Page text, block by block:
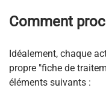
Comment
Idéalement, chaque
propre "fiche de
éléments suivants :